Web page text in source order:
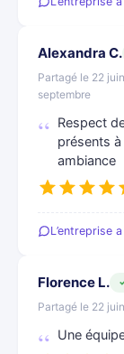
Alexandra C.
Partagé le 22
septembre
Respect
présents
ambiance
L’entreprise
Florence L.
Partagé le 22
Une